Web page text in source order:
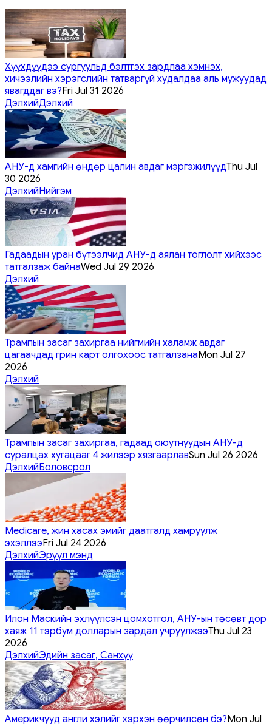
Хүүхдүүдээ сургуульд бэлтгэх зардлаа хэмнэх,
хичээлийн хэрэгслийн татваргүй худалдаа аль мужуудад
явагддаг вэ?Fri Jul 31 2026
ДэлхийДэлхий
АНУ-д хамгийн өндөр цалин авдаг мэргэжилүүдThu Jul
30 2026
ДэлхийНийгэм
Гадаадын уран бүтээлчид АНУ-д аялан тоглолт хийхээс
татгалзаж байнаWed Jul 29 2026
Дэлхий
Трампын засаг захиргаа нийгмийн халамж авдаг
цагаачдад грин карт олгохоос татгалзанаMon Jul 27
2026
Дэлхий
Трампын засаг захиргаа, гадаад оюутнуудын АНУ-д
суралцах хугацааг 4 жилээр хязгаарлавSun Jul 26 2026
ДэлхийБоловсрол
Medicare, жин хасах эмийг даатгалд хамруулж
эхэллээFri Jul 24 2026
ДэлхийЭрүүл мэнд
Илон Маскийн эхлүүлсэн цомхотгол, АНУ-ын төсөвт дор
хаяж 11 тэрбум долларын зардал учруулжээThu Jul 23
2026
ДэлхийЭдийн засаг, Санхүү
Америкчууд англи хэлийг хэрхэн өөрчилсөн бэ?Mon Jul